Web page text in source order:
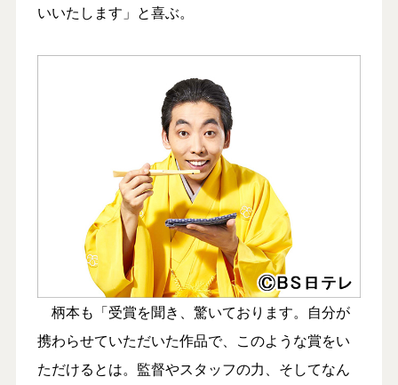
いいたします」と喜ぶ。
柄本も「受賞を聞き、驚いております。自分が
携わらせていただいた作品で、このような賞をい
ただけるとは。監督やスタッフの力、そしてなん